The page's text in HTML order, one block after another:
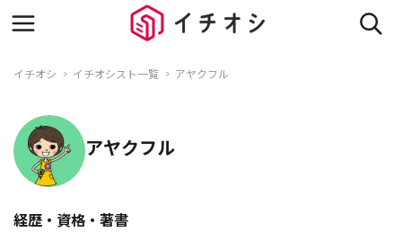
イチオシ イチオシスト一覧 アヤクフル
アヤクフル
経歴・資格・著書